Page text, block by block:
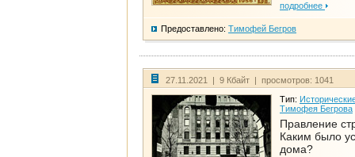
подробнее
Предоставлено: Тимофей Бегров
27.11.2021 | 9 Кбайт | просмотров: 1041
Тип:
Тимофея Бегрова
Правление
Каким было
дома?